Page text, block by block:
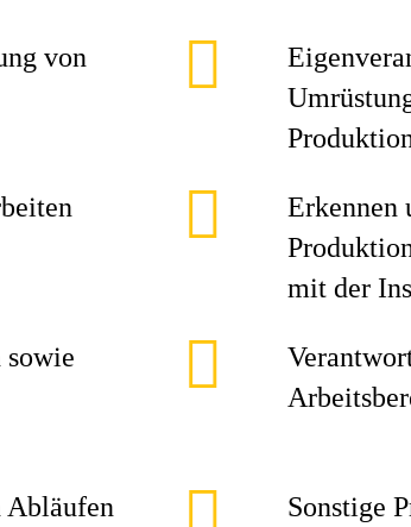
von
Erkennen
mit der
sowie
Abläufen
Sonstige